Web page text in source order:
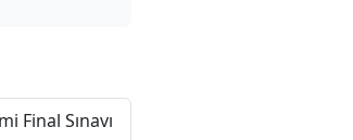
Final Sınavı